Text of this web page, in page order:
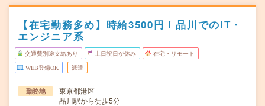
【在宅勤務多め】時給3500円！品川でのIT・
エンジニア系
交通費別途支給あり 土日祝日が休み 在宅・リモート
WEB登録OK 派遣
勤務地
東京都港区
品川駅から徒歩5分